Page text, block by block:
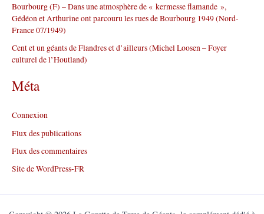
Bourbourg (F) – Dans une atmosphère de « kermesse flamande »,
Gédéon et Arthurine ont parcouru les rues de Bourbourg 1949 (Nord-
France 07/1949)
Cent et un géants de Flandres et d’ailleurs (Michel Loosen – Foyer
culturel de l’Houtland)
Méta
Connexion
Flux des publications
Flux des commentaires
Site de WordPress-FR